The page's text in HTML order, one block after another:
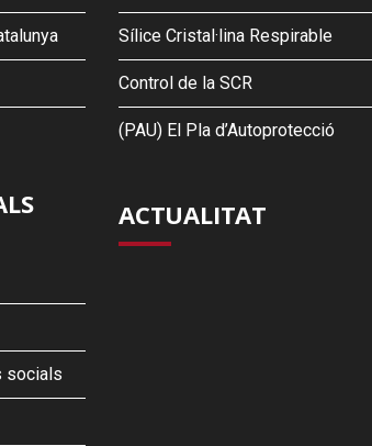
socials
Sílice Cristal·lina Respirable
Control de la SCR
(PAU) El Pla d’Autoprotecció
ACTUALITAT